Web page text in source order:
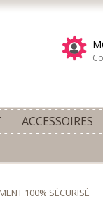
ACCESSOIRES
100% SÉCURISÉ